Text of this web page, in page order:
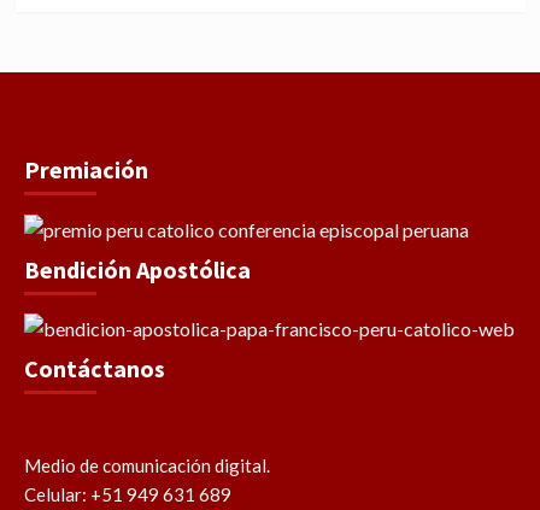
Premiación
Bendición Apostólica
Contáctanos
Medio de comunicación digital.
Celular: +51 949 631 689